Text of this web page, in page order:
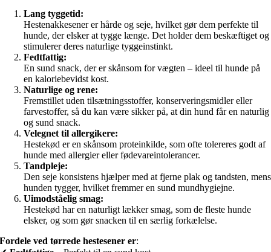
Lang tyggetid:
Hestenakkesener er hårde og seje, hvilket gør dem perfekte til
hunde, der elsker at tygge længe. Det holder dem beskæftiget og
stimulerer deres naturlige tyggeinstinkt.
Fedtfattig:
En sund snack, der er skånsom for vægten – ideel til hunde på
en kaloriebevidst kost.
Naturlige og rene:
Fremstillet uden tilsætningsstoffer, konserveringsmidler eller
farvestoffer, så du kan være sikker på, at din hund får en naturlig
og sund snack.
Velegnet til allergikere:
Hestekød er en skånsom proteinkilde, som ofte tolereres godt af
hunde med allergier eller fødevareintolerancer.
Tandpleje:
Den seje konsistens hjælper med at fjerne plak og tandsten, mens
hunden tygger, hvilket fremmer en sund mundhygiejne.
Uimodståelig smag:
Hestekød har en naturligt lækker smag, som de fleste hunde
elsker, og som gør snacken til en særlig forkælelse.
Fordele ved tørrede hestesener er: